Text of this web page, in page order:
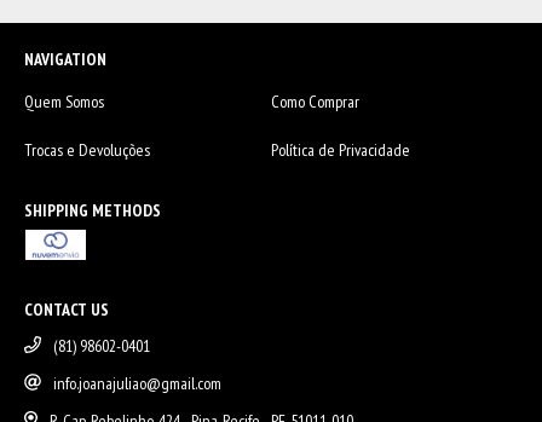
NAVIGATION
Quem Somos
Como Comprar
Trocas e Devoluções Política de Privacidade
SHIPPING METHODS
CONTACT US
(81) 98602-0401
info.joanajuliao@gmail.com